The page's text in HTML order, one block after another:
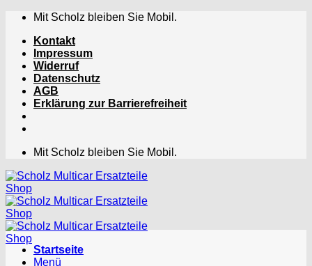
Zum
springen
Mit Scholz bleiben Sie Mobil.
Kontakt
Impressum
Widerruf
Datenschutz
AGB
Erklärung zur Barrierefreiheit
Mit Scholz bleiben Sie Mobil.
Menü
Startseite